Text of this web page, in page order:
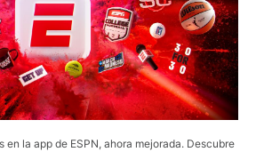
la app de ESPN, ahora mejorada. Descubre